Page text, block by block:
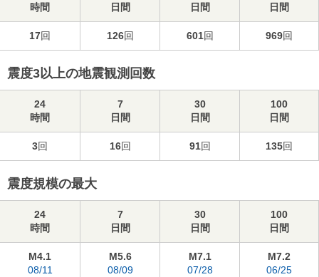
時間
日間
日間
日間
17回 126回 601回 969回
震度3以上の地震観測回数
24
時間
7
日間
30
日間
100
日間
3回 16回 91回 135回
震度規模の最大
24
時間
7
日間
30
日間
100
日間
M4.1
08/11
M5.6
08/09
M7.1
07/28
M7.2
06/25